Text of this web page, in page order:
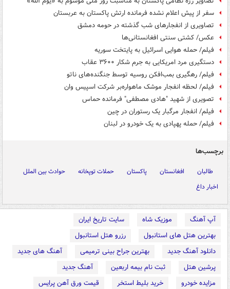
سفر از پیش اعلام نشده فرمانده ارتش پاکستان به عربستان
تصاویری از انفجارهای شب گذشته در حومه دمشق
عکس/ کشتی سنتی افغانستانی‌ها
فیلم/ حمله هوایی اسرائیل به پایتخت سوریه
دستگیری مرد امریکایی به جرم شکار ۳۶۰۰ عقاب
فیلم/ رهگیری بمب‌افکن روسیه توسط جنگنده‌های ناتو
فیلم/ لحظه انفجار موشک ماهواره‌بر شرکت اسپیس وان
تصویری از شهید "هادی مصطفی" فرمانده حماس
فیلم/ انفجار مرگبار یک رستوران در چین
فیلم/ حمله پهپادی به یک خودرو در لبنان
برچسب‌ها
طالبان افغانستان پاکستان حملات توپخانه
حوادث بین الملل
اخبار داغ
آپ آهنگ موزیک شاه
سایت تاریخ ایران
بهترین هتل های استانبول
رزرو هتل استانبول
دانلود آهنگ جدید
بهترین جراح بینی ترمیمی
آهنگ های جدید
پرشین هتل
ثبت نام بیمه اربعین
آهنگ جدید
مزایده خودرو
خرید بلیط استخر
قیمت ورق آهن پرایس